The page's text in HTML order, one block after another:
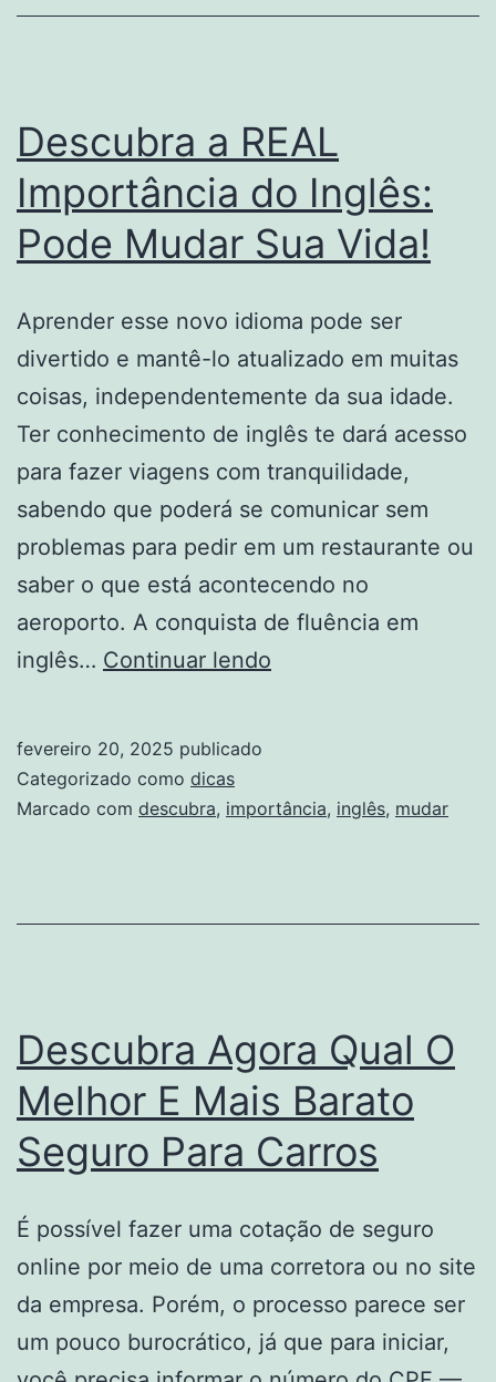
de
Descubra a REAL
Importância do Inglês:
Pode Mudar Sua Vida!
Aprender esse novo idioma pode ser
divertido e mantê-lo atualizado em muitas
coisas, independentemente da sua idade.
Ter conhecimento de inglês te dará acesso
para fazer viagens com tranquilidade,
sabendo que poderá se comunicar sem
problemas para pedir em um restaurante ou
saber o que está acontecendo no
aeroporto. A conquista de fluência em
inglês… Continuar lendo
do
Mudar
fevereiro 20, 2025 publicado
Categorizado como dicas
Marcado com descubra, importância, inglês, mudar
Descubra Agora Qual O
Melhor E Mais Barato
Seguro Para Carros
É possível fazer uma cotação de seguro
online por meio de uma corretora ou no site
da empresa. Porém, o processo parece ser
um pouco burocrático, já que para iniciar,